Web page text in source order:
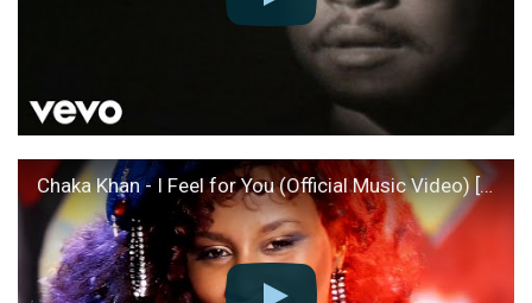
Chaka Khan - I Feel for You (Official Music Video) [HD Remaster]